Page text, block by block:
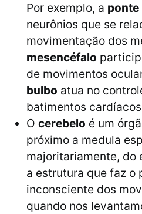
Por exemplo, a ponte
neurônios que se
movimentação dos
mesencéfalo
de movimentos
bulbo atua no
batimentos
O cerebelo é um
próximo a medula
majoritariamente, do
a estrutura que faz o
inconsciente dos
quando nos